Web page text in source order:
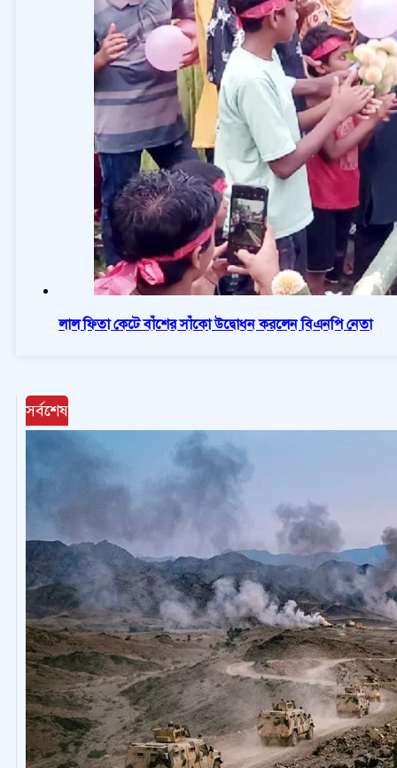
লাল ফিতা কেটে বাঁশের সাঁকো উদ্বোধন করলেন বিএনপি নেতা
সর্বশেষ